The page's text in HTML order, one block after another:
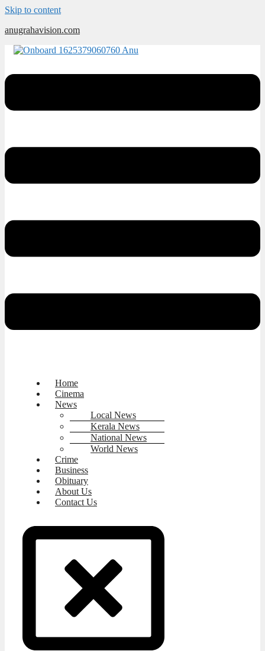
Skip to content
anugrahavision.com
Home
Cinema
News
Local News
Kerala News
National News
World News
Crime
Business
Obituary
About Us
Contact Us